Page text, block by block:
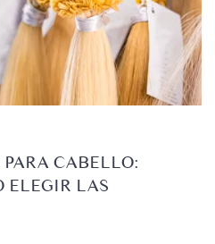
CABELLO:
ELEGIR LAS